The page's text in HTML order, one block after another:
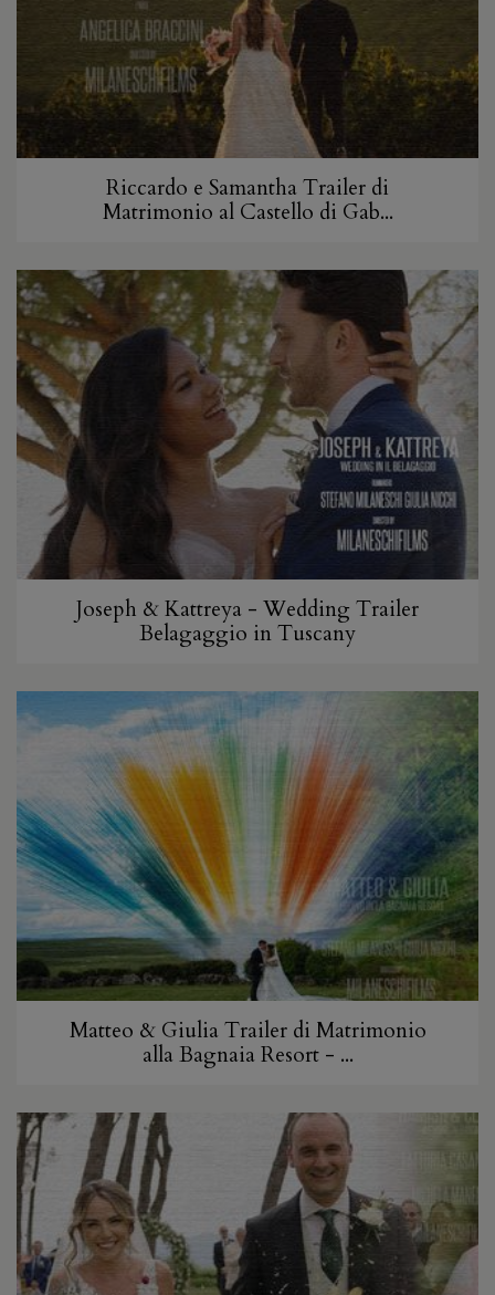
Riccardo e Samantha Trailer di
Matrimonio al Castello di Gab...
Joseph & Kattreya - Wedding Trailer
Belagaggio in Tuscany
Matteo & Giulia Trailer di Matrimonio
alla Bagnaia Resort - ...